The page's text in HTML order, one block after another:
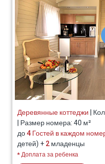
Деревянные коттеджи|
| Размер номера: 40 м²
до4 Гостей в каждом
детей) +2младенцы
* Доплата за ребенка